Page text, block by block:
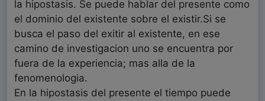
la hipostasis. Se puede hablar del presente como
el dominio del existente sobre el existir.Si se
busca el paso del exitir al existente, en ese
camino de investigacion uno se encuentra por
fuera de la experiencia; mas alla de la
fenomenologia.
En la hipostasis del presente el tiempo puede